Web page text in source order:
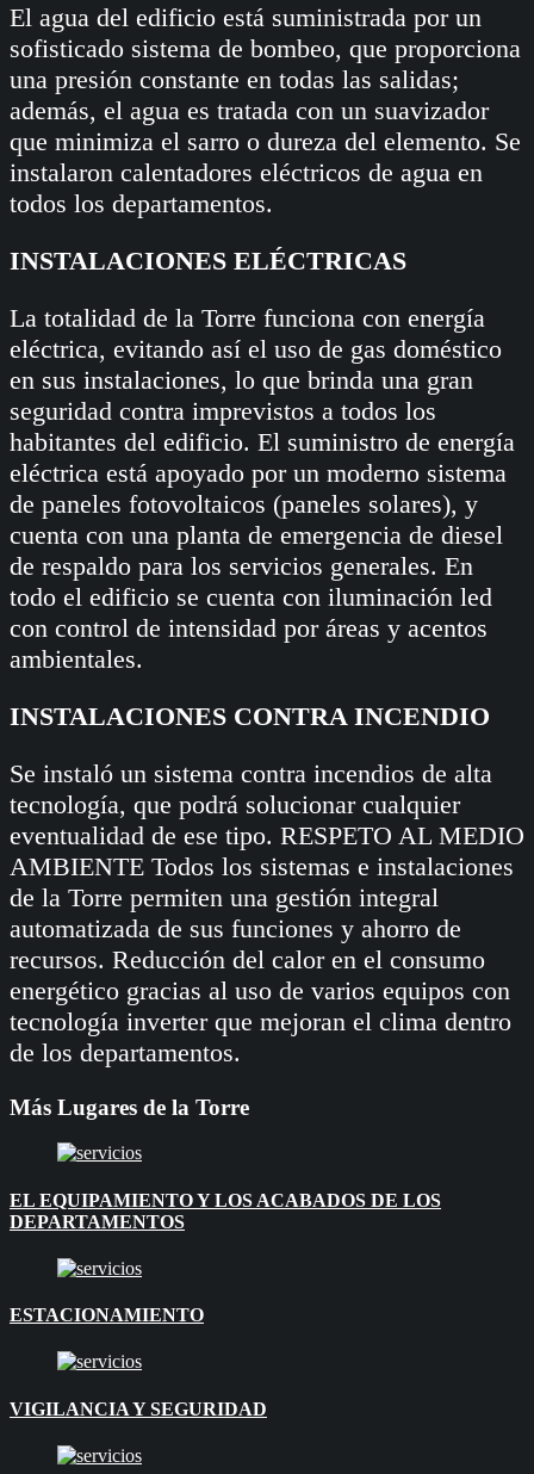
El agua del edificio está suministrada por un
sofisticado sistema de bombeo, que proporciona
una presión constante en todas las salidas;
además, el agua es tratada con un suavizador
que minimiza el sarro o dureza del elemento. Se
instalaron calentadores eléctricos de agua en
todos los departamentos.
INSTALACIONES ELÉCTRICAS
La totalidad de la Torre funciona con energía
eléctrica, evitando así el uso de gas doméstico
en sus instalaciones, lo que brinda una gran
seguridad contra imprevistos a todos los
habitantes del edificio. El suministro de energía
eléctrica está apoyado por un moderno sistema
de paneles fotovoltaicos (paneles solares), y
cuenta con una planta de emergencia de diesel
de respaldo para los servicios generales. En
todo el edificio se cuenta con iluminación led
con control de intensidad por áreas y acentos
ambientales.
INSTALACIONES CONTRA INCENDIO
Se instaló un sistema contra incendios de alta
tecnología, que podrá solucionar cualquier
eventualidad de ese tipo. RESPETO AL MEDIO
AMBIENTE Todos los sistemas e instalaciones
de la Torre permiten una gestión integral
automatizada de sus funciones y ahorro de
recursos. Reducción del calor en el consumo
energético gracias al uso de varios equipos con
tecnología inverter que mejoran el clima dentro
de los departamentos.
Más Lugares de la Torre
EL EQUIPAMIENTO Y LOS ACABADOS DE LOS
DEPARTAMENTOS
ESTACIONAMIENTO
VIGILANCIA Y SEGURIDAD